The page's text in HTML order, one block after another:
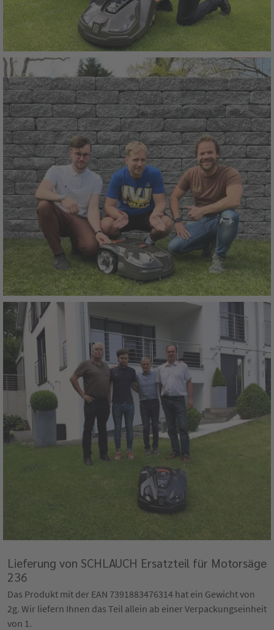
Lieferung von SCHLAUCH Ersatzteil für Motorsäge
236
Das Produkt mit der EAN 7391883476314 hat ein Gewicht von
2g. Wir liefern Ihnen das Teil allein ab einer Verpackungseinheit
von 1.